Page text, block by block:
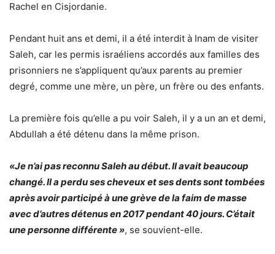
Rachel en Cisjordanie.
Pendant huit ans et demi, il a été interdit à Inam de visiter
Saleh, car les permis israéliens accordés aux familles des
prisonniers ne s’appliquent qu’aux parents au premier
degré, comme une mère, un père, un frère ou des enfants.
La première fois qu’elle a pu voir Saleh, il y a un an et demi,
Abdullah a été détenu dans la même prison.
«Je n’ai pas reconnu Saleh au début. Il avait beaucoup
changé. Il a perdu ses cheveux et ses dents sont tombées
après avoir participé à une grève de la faim de masse
avec d’autres détenus en 2017 pendant 40 jours. C’était
une personne différente », se souvient-elle.